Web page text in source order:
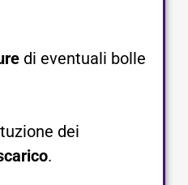
di eventuali bolle
dei
.​